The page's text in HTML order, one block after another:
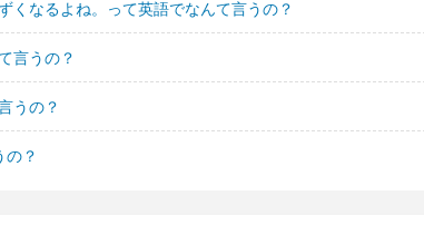
くなるよね。って英語でなんて言うの？
言うの？
うの？
？